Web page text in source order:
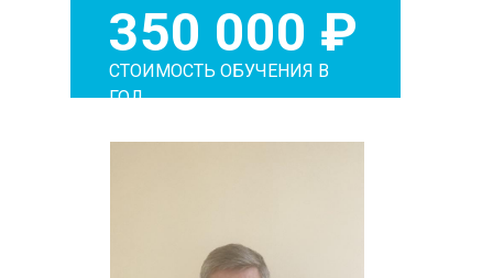
350 000 ₽
СТОИМОСТЬ ОБУЧЕНИЯ В
ГОД